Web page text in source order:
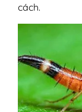
cách.